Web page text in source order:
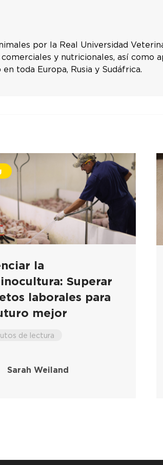
por la Real Universidad
y nutricionales, así como
toda Europa, Rusia y Sudáfrica.
la
Superar
laborales para
mejor
de lectura
Sarah Weiland